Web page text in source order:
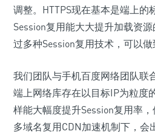
调整。HTTPS现在基本是端上的
Session复用能大大提升加载资
过多种Session复用技术，可以做
我们团队与手机百度网络团队联
端上网络库存在以目标IP为粒度
样能大幅度提升Session复用率
多域名复用CDN加速机制下，会